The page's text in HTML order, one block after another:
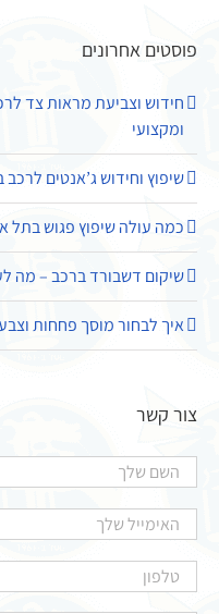
פוסטים אחרונים
חידוש וצביעת מראות צד
ומקצועי
שיפוץ וחידוש ג’אנטים
כמה עולה שיפוץ פגוש בתל
שיקום דשבורד ברכב – מה
איך לבחור מוסך פחחות
צור קשר